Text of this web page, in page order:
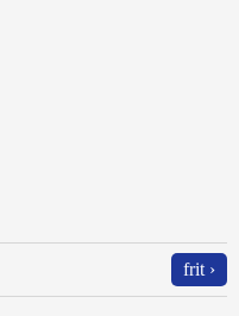
frit ›